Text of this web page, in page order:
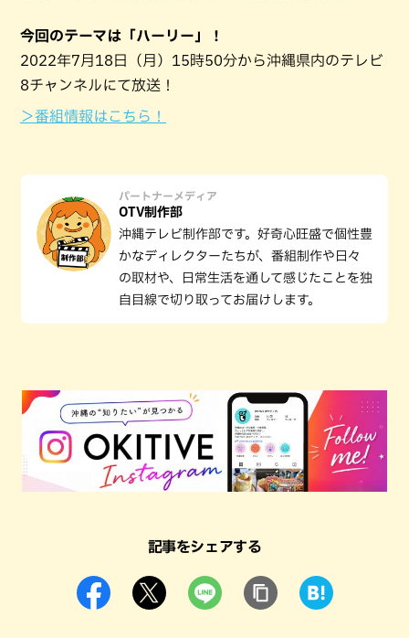
今回のテーマは「ハーリー」！
2022年7月18日（月）15時50分から沖縄県内のテレビ
8チャンネルにて放送！
＞番組情報はこちら！
パートナーメディア
OTV制作部
沖縄テレビ制作部です。好奇心旺盛で個性豊
かなディレクターたちが、番組制作や日々
の取材や、日常生活を通して感じたことを独
自目線で切り取ってお届けします。
記事をシェアする